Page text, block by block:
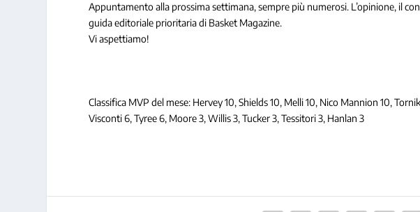
Appuntamento alla prossima settimana, sempre più numerosi. L’opinione, il
guida editoriale prioritaria di Basket Magazine.
Vi aspettiamo!
Classifica MVP del mese: Hervey 10, Shields 10, Melli 10, Nico Mannion 10,
Visconti 6, Tyree 6, Moore 3, Willis 3, Tucker 3, Tessitori 3, Hanlan 3